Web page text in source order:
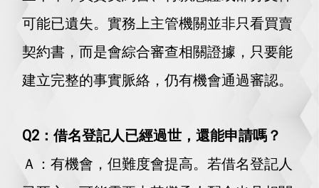
可能已遺失。實務上主管機關並非只看買賣
契約書，而是會綜合審查相關證據，只要能
建立完整的事實脈絡，仍有機會通過審認。
Q2：借名登記人已經過世，還能申請嗎？
Ａ：有機會，但難度會提高。若借名登記人